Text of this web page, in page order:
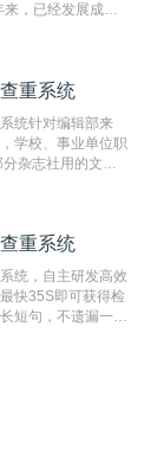
，已经发展成为
，市场反映良好。
重系统
统针对编辑部来
学校、事业单位职
杂志社用的文献
发表的文献,检测
者,才能排除已发
制字符数1万）
重系统
统，自主研发高效
快35S即可获得检
短句，不遗漏一处